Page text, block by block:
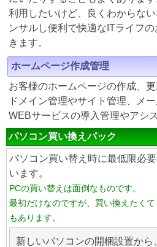
利用したいけど、良くわからな
ンサルし便利で快適なITライフ
きます。
ホームページ作成管理
お客様のホームページの作成、更
ドメイン管理やサイト管理、メ
WEBサービスの導入管理やアシ
パソコン買い換えパック
パソコン買い替え時に最低限必
います。
PCの買い替えは面倒なものです。
最初だけなのですが、買い換えたく
もあります。
新しいパソコンの開梱設置か